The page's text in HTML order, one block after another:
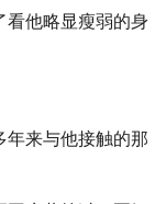
看他略显瘦弱的身
年来与他接触的那